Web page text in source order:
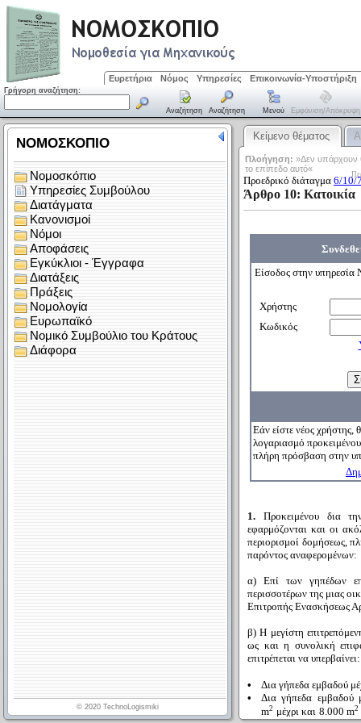
Ευρετήρια Νόμος Υπηρεσίες Επικοινωνία-Υποστήριξη
Γρήγορη αναζήτηση:
Αναζήτηση Αναζήτηση Μενού Εμφάνιση/απόκρυψη
Κείμενο θέματος